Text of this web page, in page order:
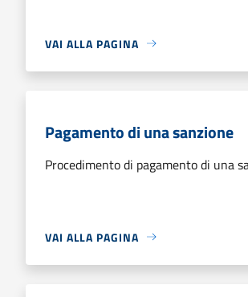
VAI ALLA PAGINA
Pagamento di una sanzione
Procedimento di pagamento di una
VAI ALLA PAGINA